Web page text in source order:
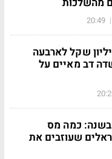
|
20:49
אביב: 4.25 מיליון שקל לארבעה
דב מאיים על
בשנה: כמה מס
שעוזבים את